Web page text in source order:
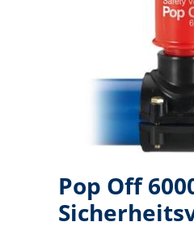
Pop Off